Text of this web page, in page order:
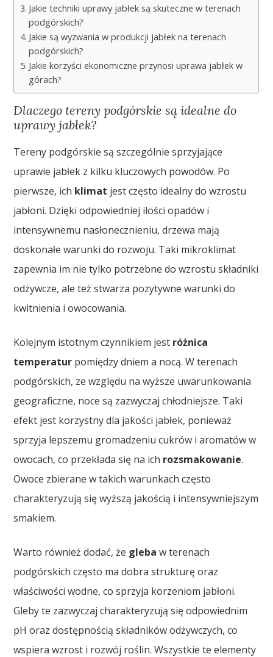
Jakie techniki uprawy jabłek są skuteczne w terenach
podgórskich?
Jakie są wyzwania w produkcji jabłek na terenach
podgórskich?
Jakie korzyści ekonomiczne przynosi uprawa jabłek w
górach?
Dlaczego tereny podgórskie są idealne do
uprawy jabłek?
Tereny podgórskie są szczególnie sprzyjające
uprawie jabłek z kilku kluczowych powodów. Po
pierwsze, ich klimat jest często idealny do wzrostu
jabłoni. Dzięki odpowiedniej ilości opadów i
intensywnemu nasłonecznieniu, drzewa mają
doskonałe warunki do rozwoju. Taki mikroklimat
zapewnia im nie tylko potrzebne do wzrostu składniki
odżywcze, ale też stwarza pozytywne warunki do
kwitnienia i owocowania.
Kolejnym istotnym czynnikiem jest różnica
temperatur pomiędzy dniem a nocą. W terenach
podgórskich, ze względu na wyższe uwarunkowania
geograficzne, noce są zazwyczaj chłodniejsze. Taki
efekt jest korzystny dla jakości jabłek, ponieważ
sprzyja lepszemu gromadzeniu cukrów i aromatów w
owocach, co przekłada się na ich rozsmakowanie.
Owoce zbierane w takich warunkach często
charakteryzują się wyższą jakością i intensywniejszym
smakiem.
Warto również dodać, że gleba w terenach
podgórskich często ma dobra strukturę oraz
właściwości wodne, co sprzyja korzeniom jabłoni.
Gleby te zazwyczaj charakteryzują się odpowiednim
pH oraz dostępnością składników odżywczych, co
wspiera wzrost i rozwój roślin. Wszystkie te elementy